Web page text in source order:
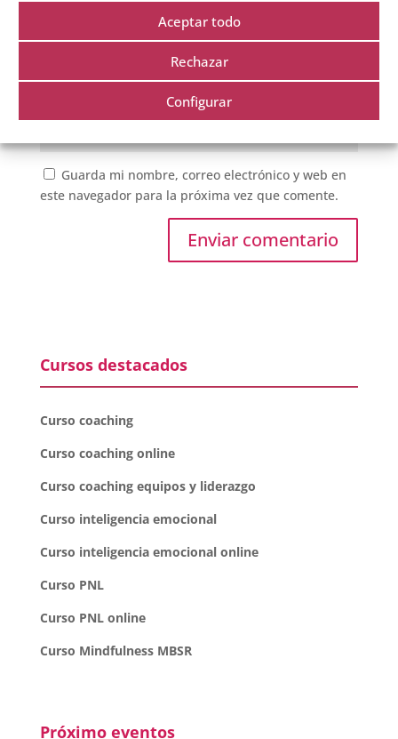
Aceptar todo
Rechazar
Configurar
Guarda mi nombre, correo electrónico y web en
este navegador para la próxima vez que comente.
Cursos destacados
Curso coaching
Curso coaching online
Curso coaching equipos y liderazgo
Curso inteligencia emocional
Curso inteligencia emocional online
Curso PNL
Curso PNL online
Curso Mindfulness MBSR
Próximo eventos